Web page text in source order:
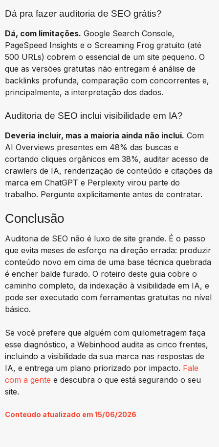
Dá pra fazer auditoria de SEO grátis?
Dá, com limitações. Google Search Console,
PageSpeed Insights e o Screaming Frog gratuito (até
500 URLs) cobrem o essencial de um site pequeno. O
que as versões gratuitas não entregam é análise de
backlinks profunda, comparação com concorrentes e,
principalmente, a interpretação dos dados.
Auditoria de SEO inclui visibilidade em IA?
Deveria incluir, mas a maioria ainda não inclui. Com
AI Overviews presentes em 48% das buscas e
cortando cliques orgânicos em 38%, auditar acesso de
crawlers de IA, renderização de conteúdo e citações da
marca em ChatGPT e Perplexity virou parte do
trabalho. Pergunte explicitamente antes de contratar.
Conclusão
Auditoria de SEO não é luxo de site grande. É o passo
que evita meses de esforço na direção errada: produzir
conteúdo novo em cima de uma base técnica quebrada
é encher balde furado. O roteiro deste guia cobre o
caminho completo, da indexação à visibilidade em IA, e
pode ser executado com ferramentas gratuitas no nível
básico.
Se você prefere que alguém com quilometragem faça
esse diagnóstico, a Webinhood audita as cinco frentes,
incluindo a visibilidade da sua marca nas respostas de
IA, e entrega um plano priorizado por impacto. Fale
com a gente e descubra o que está segurando o seu
site.
Conteúdo atualizado em 15/06/2026